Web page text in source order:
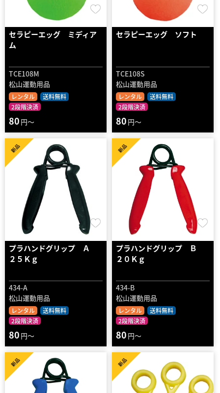
セラピーエッグ ミディア
ム
TCE108M
松山運動用品
レンタル
送料無料
2段階決済
80 円～
セラピーエッグ ソフト
TCE108S
松山運動用品
レンタル
送料無料
2段階決済
80 円～
プラハンドグリップ Ａ
２５Ｋｇ
434-A
松山運動用品
レンタル
送料無料
2段階決済
新品
80 円～
プラハンドグリップ Ｂ
２０Ｋｇ
434-B
松山運動用品
レンタル
送料無料
2段階決済
新品
80 円～
新品 新品